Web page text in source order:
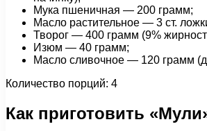
Мука пшеничная — 200 грамм;
Масло растительное — 3 ст.
Творог — 400 грамм (9%
Изюм — 40 грамм;
Масло сливочное — 120 грамм
Количество порций: 4
Как приготовить